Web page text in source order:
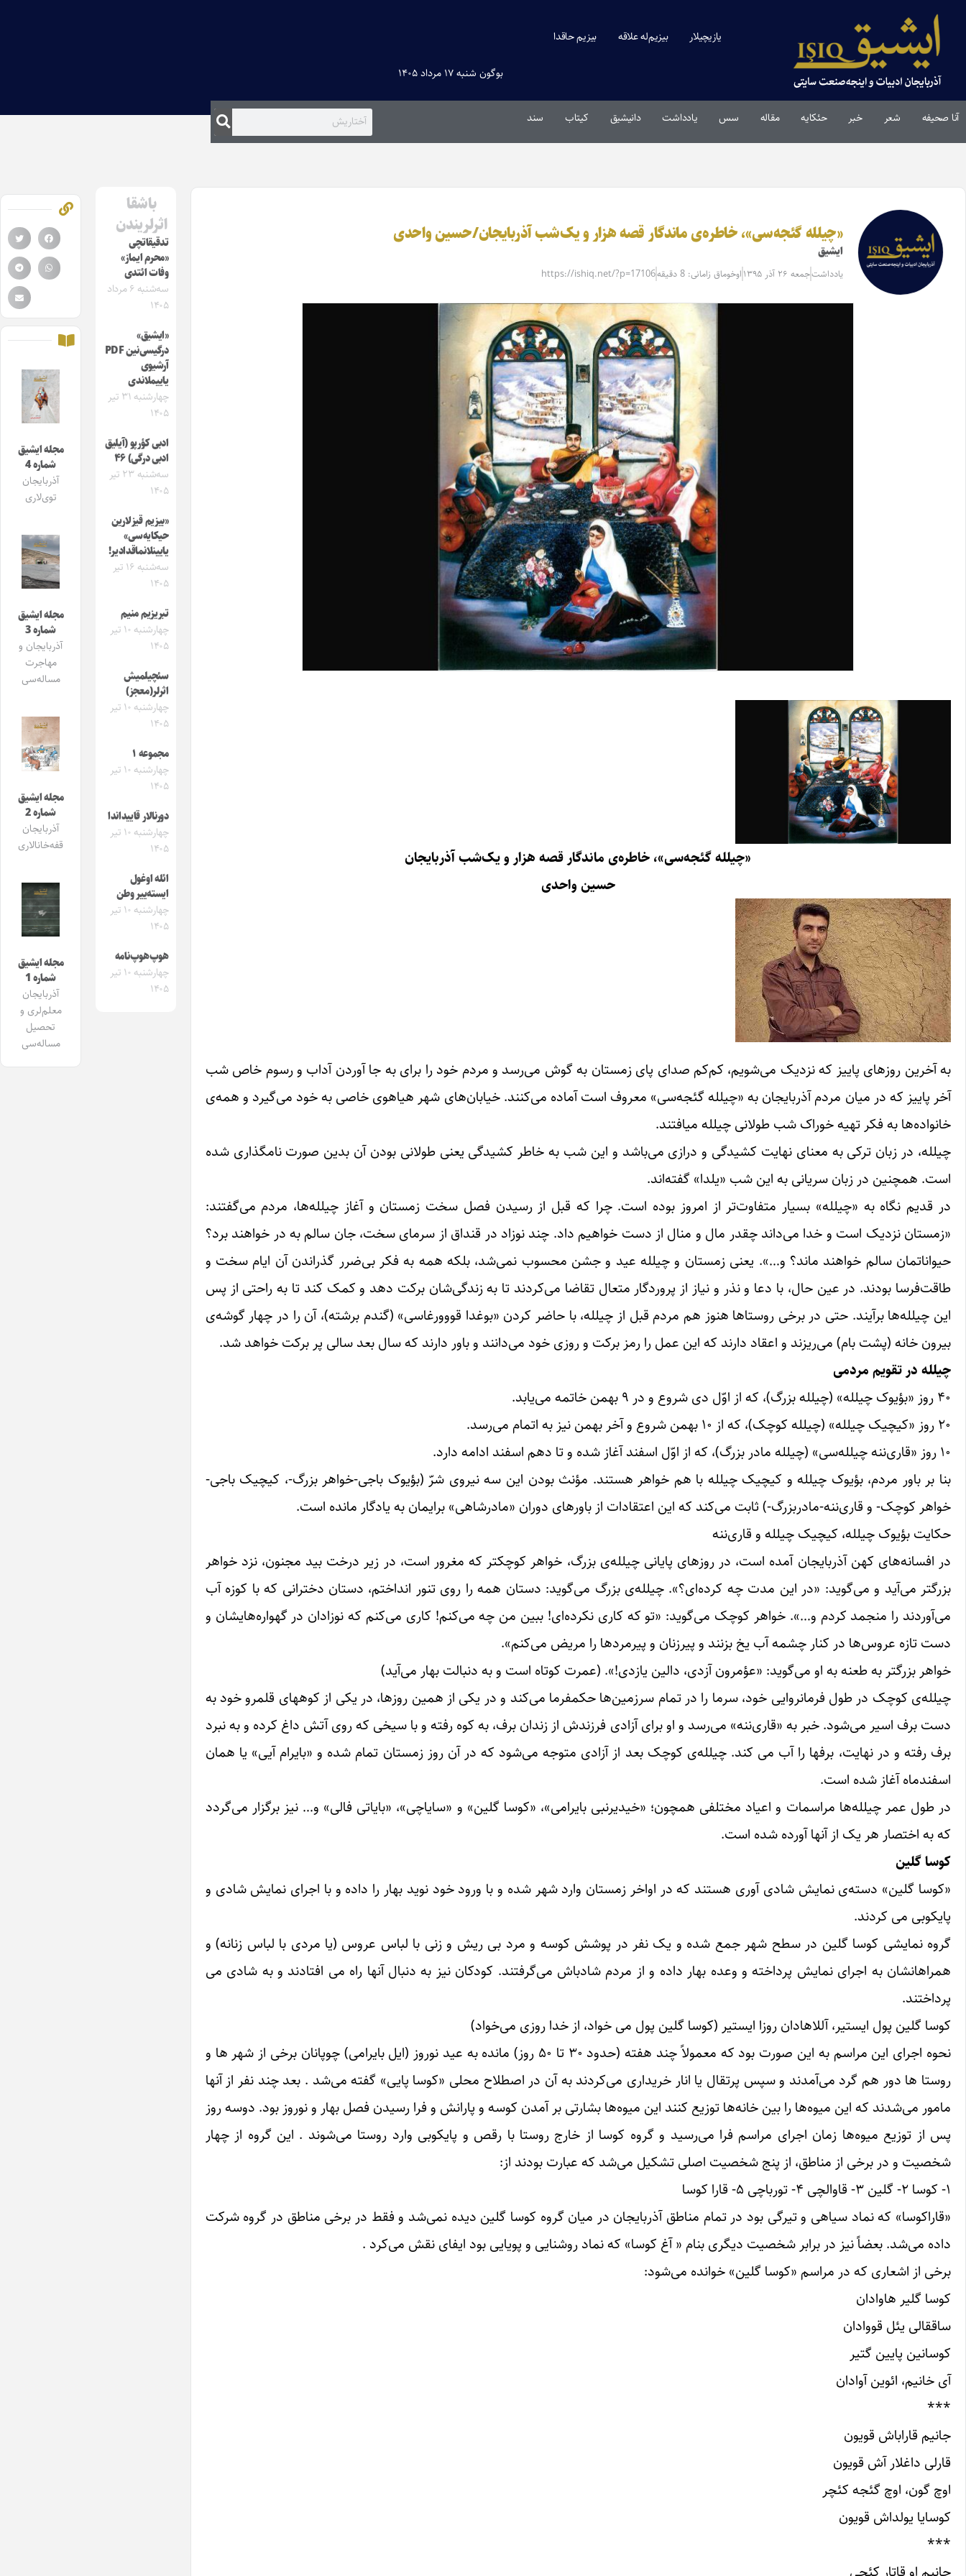
یازیچیلار بیزیم‌له علاقه بیزیم حاقدا
بوگون شنبه ۱۷ مرداد ۱۴۰۵
آنا صحیفه شعر خبر حئکایه مقاله‌ سس یادداشت دانیشیق کیتاب سند
«چیلله گئجه‌سی»، خاطره‌ی ماندگار قصه‌ هزار و یک‌شب آذربایجان/حسین واحدی
ایشیق
یادداشتجمعه ۲۶ آذر ۱۳۹۵ اوخوماق زامانی: 8 دقیقه https://ishiq.net/?p=17106
«چیلله گئجه‌سی»، خاطره‌ی ماندگار قصه‌ هزار و یک‌شب آذربایجان
حسین واحدی
به آخرین روزهای پاییز که نزدیک می‌شویم، کم‌کم صدای پای زمستان به گوش می‌رسد و مردم خود را برای به جا آوردن آداب و رسوم خاص شب
آخر پاییز که در میان مردم آذربایجان به «چیلله ‌گئجه‌سی» معروف است آماده می‌کنند. خیابان‌های شهر هیاهوی خاصی به خود می‌گیرد و همه‌ی
خانواده‌ها به فکر تهیه خوراک شب طولانی چیلله میافتند.
‌چیلله، در زبان ترکی به معنای نهایت کشیدگی و درازی می‌باشد و این شب به خاطر کشیدگی یعنی طولانی بودن آن بدین صورت نامگذاری شده
است. همچنین در زبان سریانی به این شب «یلدا» گفته‌اند.
در قدیم نگاه به «چیلله» بسیار متفاوت‌تر از امروز بوده است. چرا که قبل از رسیدن فصل سخت زمستان و آغاز چیلله‌ها، مردم می‌گفتند:
«زمستان نزدیک است و خدا می‌داند چقدر مال و منال از دست خواهیم داد. چند نوزاد در قنداق از سرمای سخت، جان سالم به در خواهند برد؟
حیواناتمان سالم خواهند ماند؟ و…». یعنی زمستان و چیلله عید و جشن محسوب نمی‌شد، بلکه همه به فکر بی‌ضرر گذراندن آن ایام سخت و
طاقت‌فرسا بودند. در عین حال، با دعا و نذر و نیاز از پروردگار متعال تقاضا می‌کردند تا به زندگی‌شان برکت دهد و کمک کند تا به راحتی از پس
این چیلله‌ها برآیند. حتی در برخی روستاها هنوز هم مردم قبل از چیلله، با حاضر کردن «بوغدا قووورغاسی» (گندم برشته)، آن را در چهار گوشه‌ی
بیرون خانه (پشت بام) می‌ریزند و اعقاد دارند که این عمل را رمز برکت و روزی خود می‌دانند و باور دارند که سال بعد سالی پر برکت خواهد شد.
چیلله در تقویم مردمی
۴۰ روز «بؤیوک چیلله» (چیلله بزرگ)، که از اوّل دی شروع و در ۹ بهمن خاتمه می‌یابد.
۲۰ روز «کیچیک چیلله» (چیلله کوچک)، که از ۱۰ بهمن شروع و آخر بهمن نیز به اتمام می‌رسد.
۱۰ روز «قاری‌ننه چیلله‌سی» (چیلله مادر بزرگ)، که از اوّل اسفند آغاز شده و تا دهم اسفند ادامه دارد.
بنا بر باور مردم، بؤیوک چیلله و کیچیک چیلله با هم خواهر هستند. مؤنث بودن این سه نیروی شرّ (بؤیوک باجی-خواهر بزرگ-، کیچیک باجی-
خواهر کوچک- و قاری‌ننه-مادربزرگ-) ثابت می‌کند که این اعتقادات از باورهای دوران «مادرشاهی» برایمان به یادگار مانده است.
حکایت بؤیوک چیلله، کیچیک چیلله و قاری‌ننه
در افسانه‌های کهن آذربایجان آمده است، در روزهای پایانی چیلله‌ی بزرگ، خواهر کوچکتر کە مغرور است، در زیر درخت بید مجنون، نزد خواهر
بزرگتر می‌آید و می‌گوید: «در این مدت چه کرده‌ای؟». چیلله‌ی بزرگ می‌گوید: دستان همه را روی تنور انداختم، دستان دخترانی که با کوزه آب
می‌آوردند را منجمد کردم و…». خواهر کوچک می‌گوید: «تو کە کاری نکرده‌ای! ببین من چه می‌کنم! کاری می‌کنم کە نوزادان در گهواره‌هایشان و
دست تازه عروس‌ها در کنار چشمه آب یخ بزنند و پیرزنان و پیرمردها را مریض می‌کنم».
خواهر بزرگتر بە طعنه بە او می‌گوید: «عؤمرون آزدی، دالین یازدی!». (عمرت کوتاه است و بە دنبالت بهار می‌آید)
چیلله‌ی کوچک در طول فرمانروایی خود، سرما را در تمام سرزمین‌ها حکمفرما می‌کند و در یکی از همین روزها، در یکی از کوههای قلمرو خود بە
دست برف اسیر می‌شود. خبر بە «قاری‌ننه» می‌رسد و او برای آزادی فرزندش از زندان برف، بە کوه رفته و با سیخی کە روی آتش داغ کرده و بە نبرد
برف رفته و در نهایت، برفها را آب می کند. چیلله‌ی کوچک بعد از آزادی متوجه می‌شود کە در آن روز زمستان تمام شده و «بایرام آیی» یا همان
اسفندماه آغاز شده است.
در طول عمر چیلله‌ها مراسمات و اعیاد مختلفی همچون؛ «خیدیرنبی بایرامی»، «کوسا گلین» و «سایاچی»، «بایاتی فالی» و… نیز برگزار می‌گردد
که به اختصار هر یک از آنها آورده شده است.
کوسا گلین
«کوسا گلین» دسته‌ی نمایش شادی آوری هستند که در اواخر زمستان وارد شهر شده و با ورود خود نوید بهار را داده و با اجرای نمایش شادی و
پایکوبی می کردند.
گروه نمایشی کوسا گلین در سطح شهر جمع شده و یک نفر در پوشش کوسه و مرد بی ریش و زنی با لباس عروس (یا مردی با لباس زنانه) و
همراهانشان به اجرای نمایش پرداخته و وعده بهار داده و از مردم شادباش می‌گرفتند. کودکان نیز به دنبال آنها راه می افتادند و به شادی می
پرداختند.
کوسا گلین پول ایستیر، آللاهادان روزا ایستیر (کوسا گلین پول می خواد، از خدا روزی می‌خواد)
نحوه اجرای این مراسم به این صورت بود که معمولاً چند هفته (حدود ۳۰ تا ۵۰ روز) مانده به عید نوروز (ایل بایرامی) چوپانان برخی از شهر ها و
روستا ها دور هم گرد می‌آمدند و سپس پرتقال یا انار خریداری می‌کردند به آن در اصطلاح محلی «کوسا پایی» گفته می‌شد . بعد چند نفر از آنها
مامور می‌شدند که این میوه‌ها را بین خانه‌ها توزیع کنند این میوه‌ها بشارتی بر آمدن کوسه و پارانش و فرا رسیدن فصل بهار و نوروز بود. دوسه روز
پس از توزیع میوه‌ها زمان اجرای مراسم فرا می‌رسید و گروه کوسا از خارج روستا با رقص و پایکوبی وارد روستا می‌شوند . این گروه از چهار
شخصیت و در برخی از مناطق، از پنج شخصیت اصلی تشکیل می‌شد که عبارت بودند از:
۱-‌ کوسا ۲- گلین ۳- قاوالچی ۴- تورباچی ۵- قارا کوسا
«قاراکوسا» که نماد سیاهی و تیرگی بود در تمام مناطق آذربایجان در میان گروه کوسا گلین دیده نمی‌شد و فقط در برخی مناطق در گروه شرکت
داده می‌شد. بعضاً نیز در برابر شخصیت دیگری بنام « آغ کوسا» که نماد روشنایی و پویایی بود ایفای نقش می‌کرد .
برخی از اشعاری که در مراسم «کوسا گلین» خوانده می‌شود:
کوسا گلیر هاوادان
ساققالی یئل قووادان
کوسانین پایین گتیر
آی خانیم، ائوین آوادان
***
جانیم قاراباش قویون
قارلی داغلار آش قویون
اوچ گون، اوچ گئجه کئچر
کوسایا یولداش قویون
***
جانیم او قاتار کئچی
باشقا
اثرلریندن
تدقیقاتچی
«محرم ایماز»
وفات ائتدی
سه‌شنبه ۶ مرداد
۱۴۰۵
«ایشیق»
درگیسی‌نین PDF
آرشیوی
یاییملاندی
چهارشنبه ۳۱ تیر
۱۴۰۵
ادبی کؤرپو (آیلیق
ادبی درگی) ۴۶
سه‌شنبه ۲۳ تیر
۱۴۰۵
«بیزیم قیزلارین
حیکایه‌سی»
یایینلانماقدادیر!
سه‌شنبه ۱۶ تیر
۱۴۰۵
تبریزیم منیم
چهارشنبه ۱۰ تیر
۱۴۰۵
سئچیلمیش
اثرلر(معجز)
چهارشنبه ۱۰ تیر
۱۴۰۵
مجموعه ۱
چهارشنبه ۱۰ تیر
۱۴۰۵
دورنالار قاییداندا
چهارشنبه ۱۰ تیر
۱۴۰۵
ائله اوغول
ایسته‌ییر وطن
چهارشنبه ۱۰ تیر
۱۴۰۵
هوپ‌هوپ‌نامه
چهارشنبه ۱۰ تیر
۱۴۰۵
مجله ایشیق
شماره 4
آذربایجان
توی‌لاری
مجله ایشیق
شماره 3
آذربایجان و
مهاجرت
مساله‌سی
مجله ایشیق
شماره 2
آذربایجان
قفه‌خانالاری
مجله ایشیق
شماره 1
آذربایجان
معلم‌لری و
تحصیل
مساله‌سی